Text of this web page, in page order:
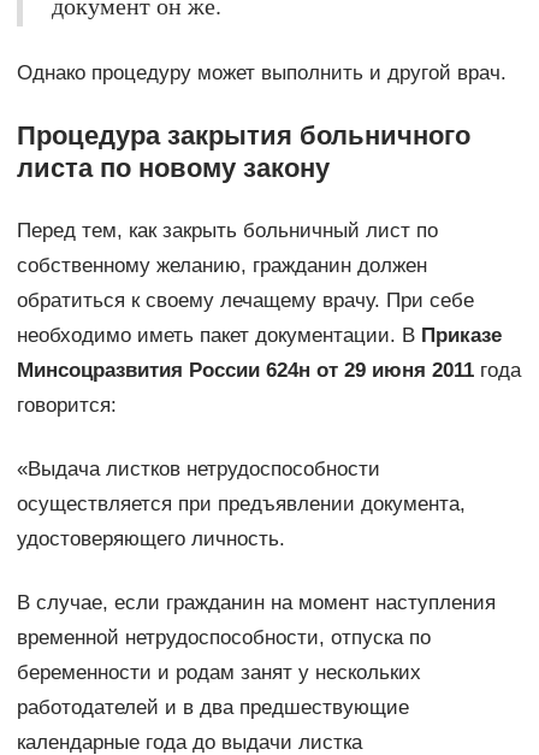
Однако процедуру может выполнить и другой врач.
Процедура закрытия больничного
листа по новому закону
Перед тем, как закрыть больничный лист по
собственному желанию, гражданин должен
обратиться к своему лечащему врачу. При себе
необходимо иметь пакет документации. В Приказе
Минсоцразвития России 624н от 29 июня 2011года
говорится:
«Выдача листков нетрудоспособности
осуществляется при предъявлении документа,
удостоверяющего личность.
В случае, если гражданин на момент наступления
временной нетрудоспособности, отпуска по
беременности и родам занят у нескольких
работодателей и в два предшествующие
календарные года до выдачи листка